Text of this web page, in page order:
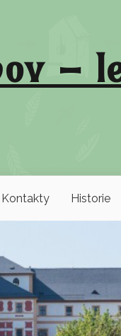
–
Kontakty Historie